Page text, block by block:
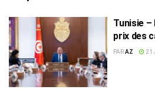
Tunisie –
prix des
scolaires
PARAZ 21